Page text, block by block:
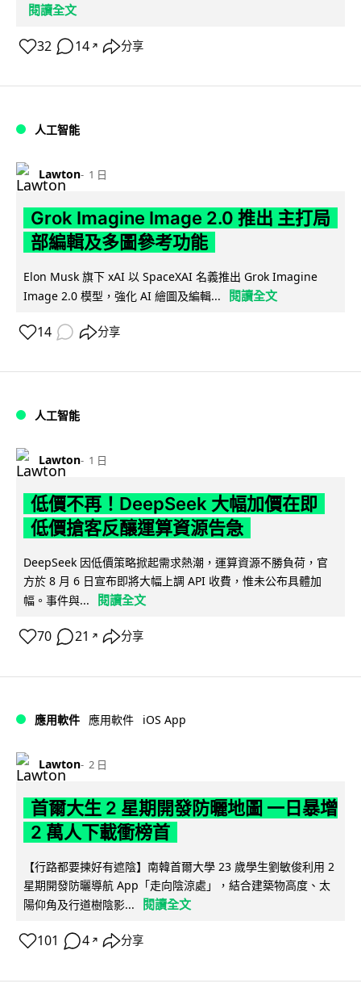
閱讀全文
32 14 ↗ 分享
人工智能
Lawton 1 日
Grok Imagine Image 2.0 推出 主打局
部編輯及多圖參考功能
Elon Musk 旗下 xAI 以 SpaceXAI 名義推出 Grok Imagine
Image 2.0 模型，強化 AI 繪圖及編輯...
閱讀全文
14 分享
人工智能
Lawton 1 日
低價不再！DeepSeek 大幅加價在即
低價搶客反釀運算資源告急
DeepSeek 因低價策略掀起需求熱潮，運算資源不勝負荷，官
方於 8 月 6 日宣布即將大幅上調 API 收費，惟未公布具體加
幅。事件與...
閱讀全文
70 21 ↗ 分享
應用軟件 應用軟件 iOS App
Lawton 2 日
首爾大生 2 星期開發防曬地圖 一日暴增
2 萬人下載衝榜首
【行路都要揀好有遮陰】南韓首爾大學 23 歲學生劉敏俊利用 2
星期開發防曬導航 App「走向陰涼處」，結合建築物高度、太
陽仰角及行道樹陰影...
閱讀全文
101 4 ↗ 分享